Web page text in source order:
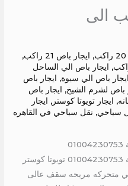
21 راكب الى
, ايجار باص 21 راكب
,
, ايجار باص الي الساحل
ايجار باص الي سيوة, ايجار باص
باص لشرم الشيخ, ايجار باص
, ايجار تويوتا كوستر, ايجار
سياحي, نقل سياحي في القاهره
ايجار كوستر 21 راكب الى الاسكندرية 01004230753 تويوتا كوستر
متحركه مريحه سقف عالى